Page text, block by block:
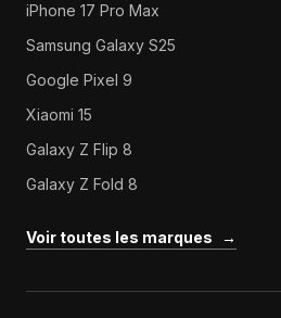
iPhone 17 Pro Max
Samsung Galaxy S25
Google Pixel 9
Xiaomi 15
Galaxy Z Flip 8
Galaxy Z Fold 8
Voir toutes les marques →